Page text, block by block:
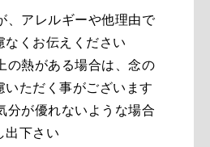
、アレルギーや他理由で
なくお伝えください
の熱がある場合は、念の
いただく事がございます
分が優れないような場合
出下さい